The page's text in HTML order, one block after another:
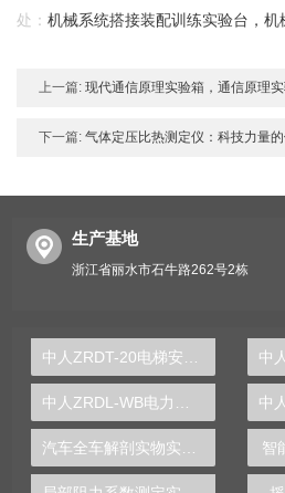
处：机械系统搭接装配训练实验台，机
上一篇: 现代通信原理实验箱，通信原理
下一篇: 气体定压比热测定仪：科技力量
生产基地
浙江省丽水市石牛路262号2栋
智